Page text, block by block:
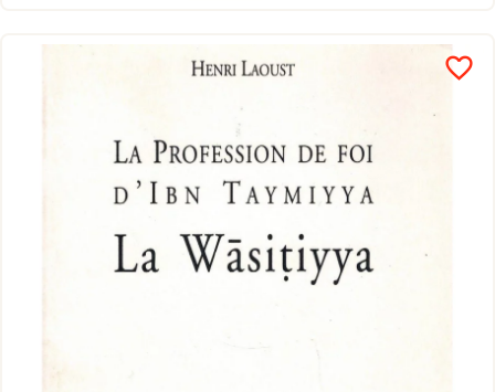
favorite_border